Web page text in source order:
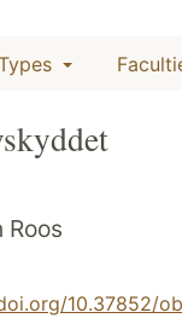
10.37852/